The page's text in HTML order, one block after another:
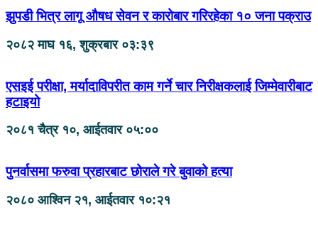
झुपडी भित्र लागू औषध सेवन र कारोबार गरिरहेका १० जना पक्राउ
२०८२ माघ १६, शुक्रबार ०३:३९
एसइई परीक्षा, मर्यादाविपरीत काम गर्ने चार निरीक्षकलाई जिम्मेवारीबाट
हटाइयो
२०८१ चैत्र १०, आईतवार ०५:००
पुनर्वासमा फरुवा प्रहारबाट छोराले गरे बुवाको हत्या
२०८० आश्विन २१, आईतवार १०:२१